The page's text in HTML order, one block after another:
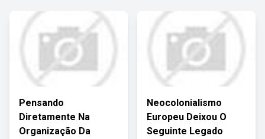
Pensando
Diretamente Na
Organização Da
Neocolonialismo
Europeu Deixou O
Seguinte Legado